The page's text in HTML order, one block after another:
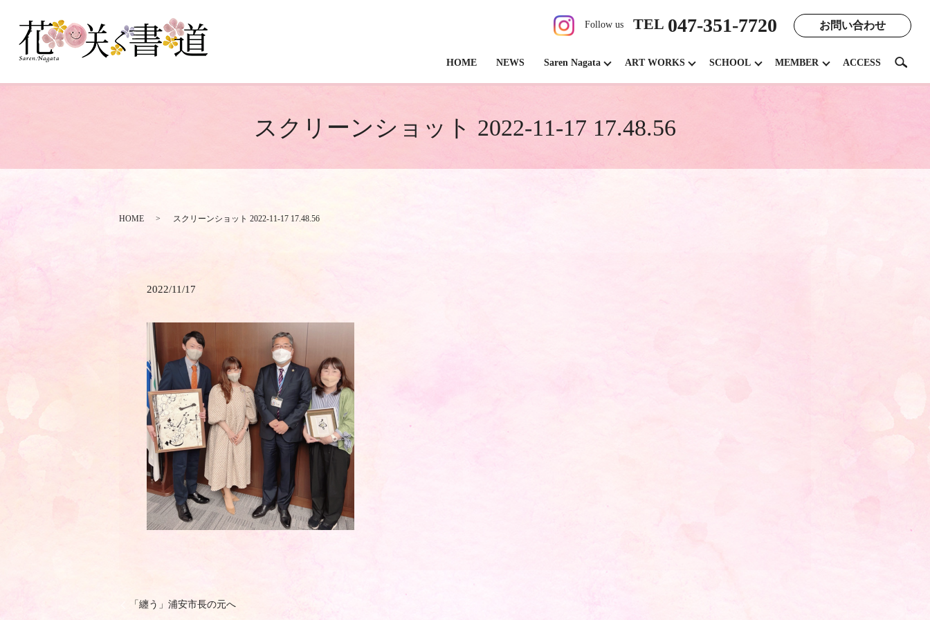
Follow us TEL 047-351-7720 お問い合わせ
HOME NEWS Saren Nagata ART WORKS SCHOOL MEMBER ACCESS search
スクリーンショット 2022-11-17 17.48.56
HOME スクリーンショット 2022-11-17 17.48.56
2022/11/17
「纏う」浦安市長の元へ